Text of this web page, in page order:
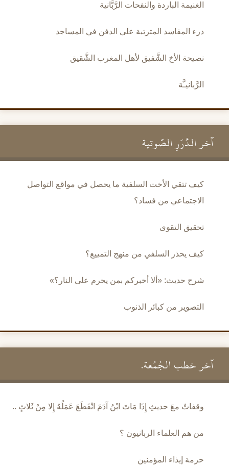
الغنيمة الباردة والنفحات الرَّبَّانية
درء المفاسد المترتبة على الدفن في المساجد
نصيحة الأخ الشَّفيق لأهل المغرب الشَّقيق
الرَّبانيـَّة
آخر الدُّرَرِ الصَّوتية
كيف تتقي الأخت السلفية ما يحصل في مواقع التواصل
الاجتماعي من فساد؟
تحقيق التقوى
كيف يحذر السلفي من منهج التمييع؟
شرح حديث: «ألا أخبركم بمن يحرم على النار؟»
التصوير من كبائر الذنوب
آخر خطب الجُمُعة.
وقفاتٌ معَ حديثِ إِذَا مَاتَ ابْنُ آدَمَ انْقَطَعَ عَمَلُهُ إِلا مِنْ ثَلاثٍ ..
من هم العلماء الربانيون ؟
حرمة إيذاء المؤمنين